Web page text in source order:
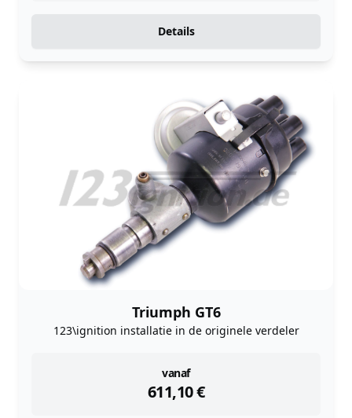
Details
Triumph GT6
123\ignition installatie in de originele verdeler
vanaf
611,10€
instock